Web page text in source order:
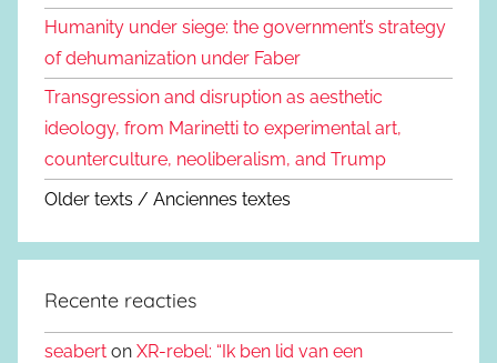
Humanity under siege: the government’s strategy
of dehumanization under Faber
Transgression and disruption as aesthetic
ideology, from Marinetti to experimental art,
counterculture, neoliberalism, and Trump
Older texts / Anciennes textes
Recente reacties
seabert on XR-rebel: “Ik ben lid van een